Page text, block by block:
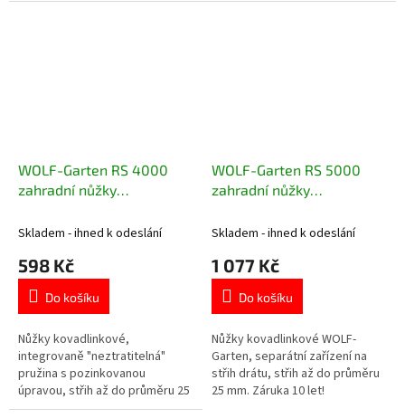
WOLF-Garten RS 4000
zahradní nůžky
Skladem - ihned k odeslání
598 Kč
Do košíku
Nůžky kovadlinkové,
integrovaně "neztratitelná"
pružina s pozinkovanou
úpravou, střih až do průměru 25
mm.
WOLF-Garten RS 5000
zahradní nůžky
Skladem - ihned k odeslání
1 077 Kč
Do košíku
Nůžky kovadlinkové WOLF-
Garten, separátní zařízení na
střih drátu, střih až do průměru
25 mm. Záruka 10 let!